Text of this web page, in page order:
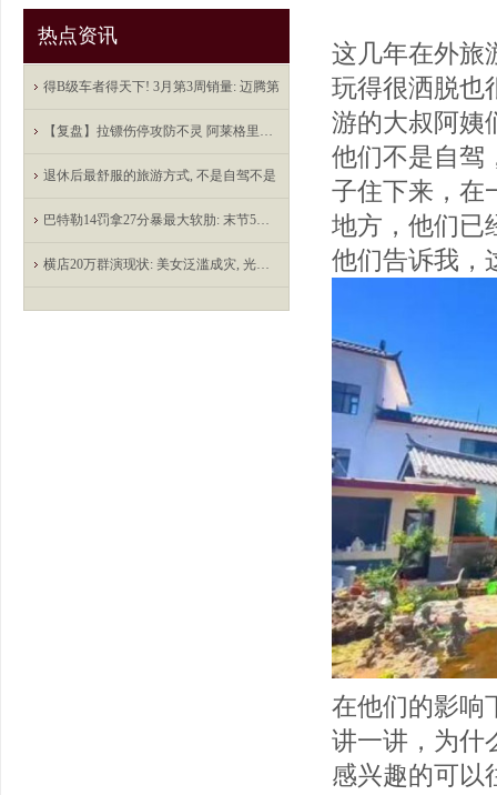
热点资讯
得B级车者得天下! 3月第3周销量: 迈腾第
【复盘】拉镖伤停攻防不灵 阿莱格里的米
退休后最舒服的旅游方式, 不是自驾不是
巴特勒14罚拿27分暴最大软肋: 末节5中0被
横店20万群演现状: 美女泛滥成灾, 光棍懒
这几年在外旅
玩得很洒脱也
游的大叔阿姨
他们不是自驾
子住下来，在
地方，他们已
他们告诉我，
在他们的影响
讲一讲，为什
感兴趣的可以